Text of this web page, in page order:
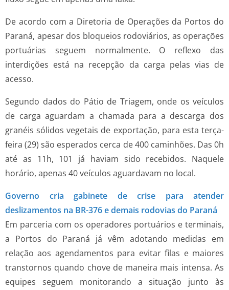
De acordo com a Diretoria de Operações da Portos do
Paraná, apesar dos bloqueios rodoviários, as operações
portuárias seguem normalmente. O reflexo das
interdições está na recepção da carga pelas vias de
acesso.
Segundo dados do Pátio de Triagem, onde os veículos
de carga aguardam a chamada para a descarga dos
granéis sólidos vegetais de exportação, para esta terça-
feira (29) são esperados cerca de 400 caminhões. Das 0h
até as 11h, 101 já haviam sido recebidos. Naquele
horário, apenas 40 veículos aguardavam no local.
Governo cria gabinete de crise para atender
deslizamentos na BR-376 e demais rodovias do Paraná
Em parceria com os operadores portuários e terminais,
a Portos do Paraná já vêm adotando medidas em
relação aos agendamentos para evitar filas e maiores
transtornos quando chove de maneira mais intensa. As
equipes seguem monitorando a situação junto às